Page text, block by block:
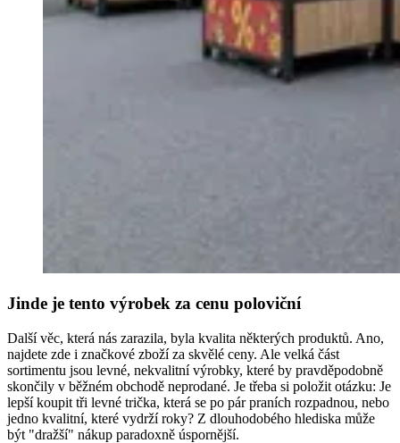
Jinde je tento výrobek za cenu poloviční
Další věc, která nás zarazila, byla kvalita některých produktů. Ano,
najdete zde i značkové zboží za skvělé ceny. Ale velká část
sortimentu jsou levné, nekvalitní výrobky, které by pravděpodobně
skončily v běžném obchodě neprodané. Je třeba si položit otázku: Je
lepší koupit tři levné trička, která se po pár praních rozpadnou, nebo
jedno kvalitní, které vydrží roky? Z dlouhodobého hlediska může
být "dražší" nákup paradoxně úspornější.